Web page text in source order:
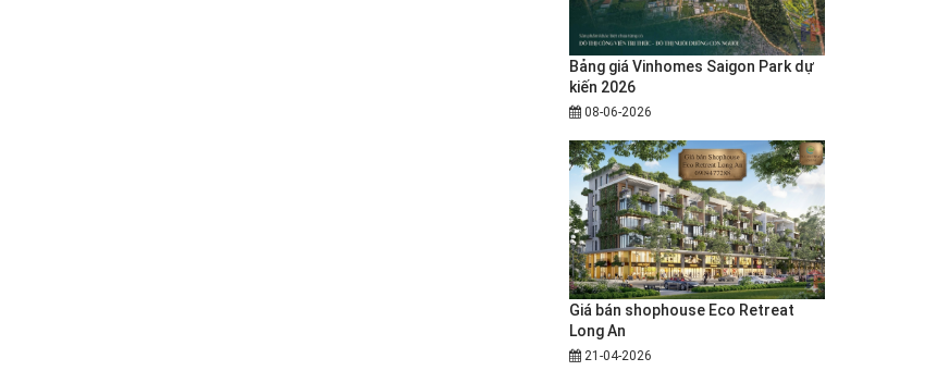
Bảng giá Vinhomes Saigon Park dự
kiến 2026
08-06-2026
Giá bán shophouse Eco Retreat
Long An
21-04-2026